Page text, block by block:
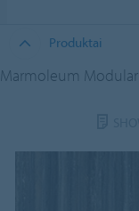
Produktai
Marmoleum Modular